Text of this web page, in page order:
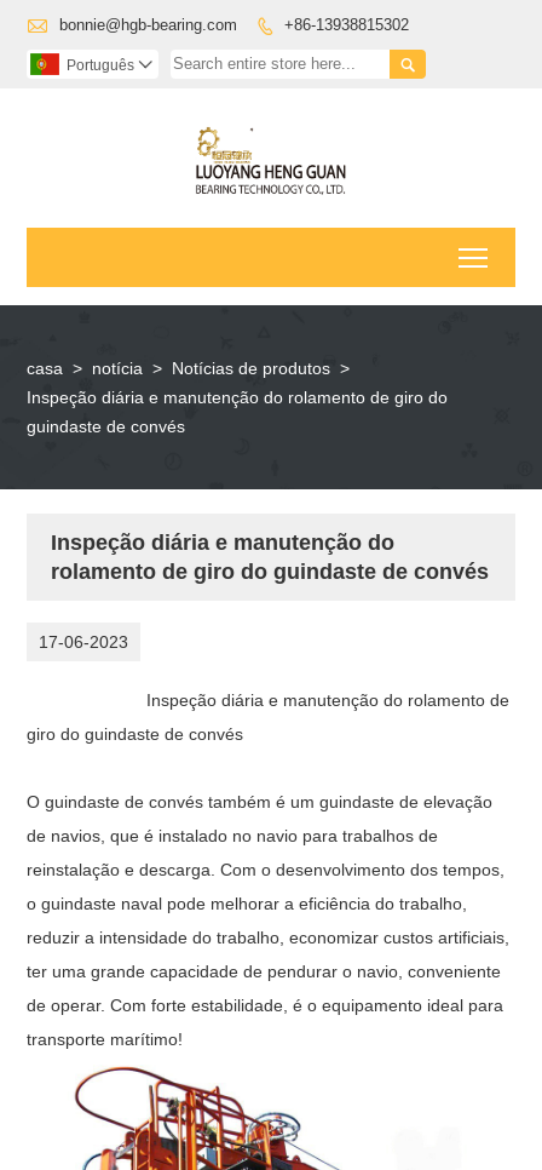
 bonnie@hgb-bearing.com  +86-13938815302

Português 
casa > notícia > Notícias de produtos >
Inspeção diária e manutenção do rolamento de giro do
guindaste de convés
Inspeção diária e manutenção do
rolamento de giro do guindaste de convés
17-06-2023
Inspeção diária e manutenção do rolamento de
giro do guindaste de convés
O guindaste de convés também é um guindaste de elevação
de navios, que é instalado no navio para trabalhos de
reinstalação e descarga. Com o desenvolvimento dos tempos,
o guindaste naval pode melhorar a eficiência do trabalho,
reduzir a intensidade do trabalho, economizar custos artificiais,
ter uma grande capacidade de pendurar o navio, conveniente
de operar. Com forte estabilidade, é o equipamento ideal para
transporte marítimo!